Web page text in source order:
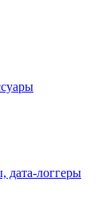
дата-логгеры